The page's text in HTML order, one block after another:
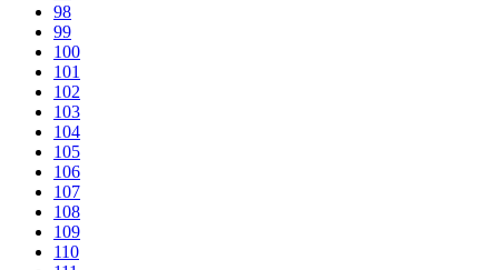
98
99
100
101
102
103
104
105
106
107
108
109
110